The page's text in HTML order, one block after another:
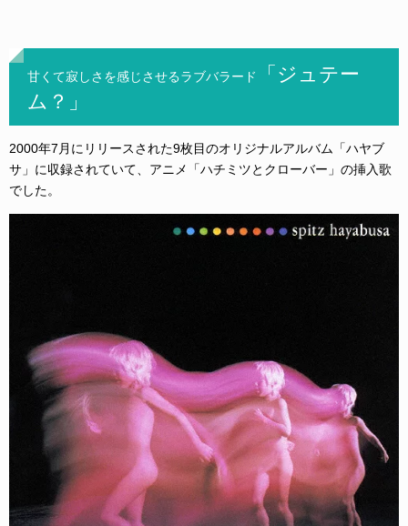
甘くて寂しさを感じさせるラブバラード
「ジュテー
ム？」
2000年7月にリリースされた9枚目のオリジナルアルバム「ハヤブ
サ」に収録されていて、アニメ「ハチミツとクローバー」の挿入歌
でした。